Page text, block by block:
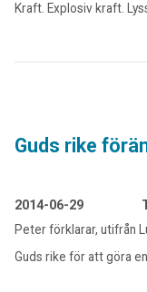
Kraft. Explosiv kraft.
Guds rike
2014-06-29
Peter förklarar, utifrån
Guds rike för att göra